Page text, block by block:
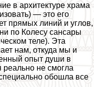
в архитектуре храма
— это его
прямых линий и углов,
по Колесу сансары
теле). Эта
нам, откуда мы и
опыт души в
не смогла
обошла все